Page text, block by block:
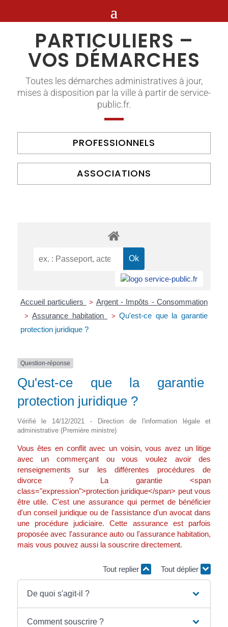
PARTICULIERS –
VOS DÉMARCHES
Toutes les démarches administratives à jour,
mises à disposition par la ville à partir de service-
public.fr.
PROFESSIONNELS
ASSOCIATIONS
Accueil particuliers > Argent - Impôts - Consommation
> Assurance habitation > Qu'est-ce que la garantie
protection juridique ?
Question-réponse
Qu'est-ce que la garantie
protection juridique ?
Vérifié le 14/12/2021 - Direction de l'information légale et
administrative (Première ministre)
Vous êtes en conflit avec un voisin, vous avez un litige
avec un commerçant ou vous voulez avoir des
renseignements sur les différentes procédures de
divorce ? La garantie <span
class="expression">protection juridique</span> peut vous
être utile. C'est une assurance qui permet de bénéficier
d'un conseil juridique ou de l'assistance d'un avocat dans
une procédure judiciaire. Cette assurance est parfois
proposée avec l'assurance auto ou l'assurance habitation,
mais vous pouvez aussi la souscrire directement.
Tout replier Tout déplier
De quoi s'agit-il ?
Comment souscrire ?